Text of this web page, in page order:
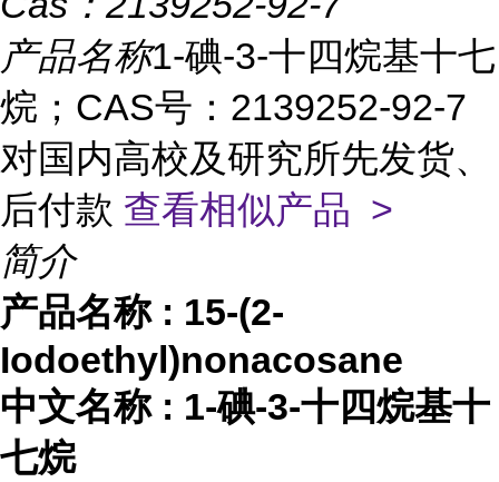
产品名称1-碘-3-十四烷基十七
烷；CAS号：2139252-92-7
对国内高校及研究所先发货、
后付款 查看相似产品 >
简介
产品名称 : 15-(2-
Iodoethyl)nonacosane
中文名称 : 1-碘-3-十四烷基十
七烷